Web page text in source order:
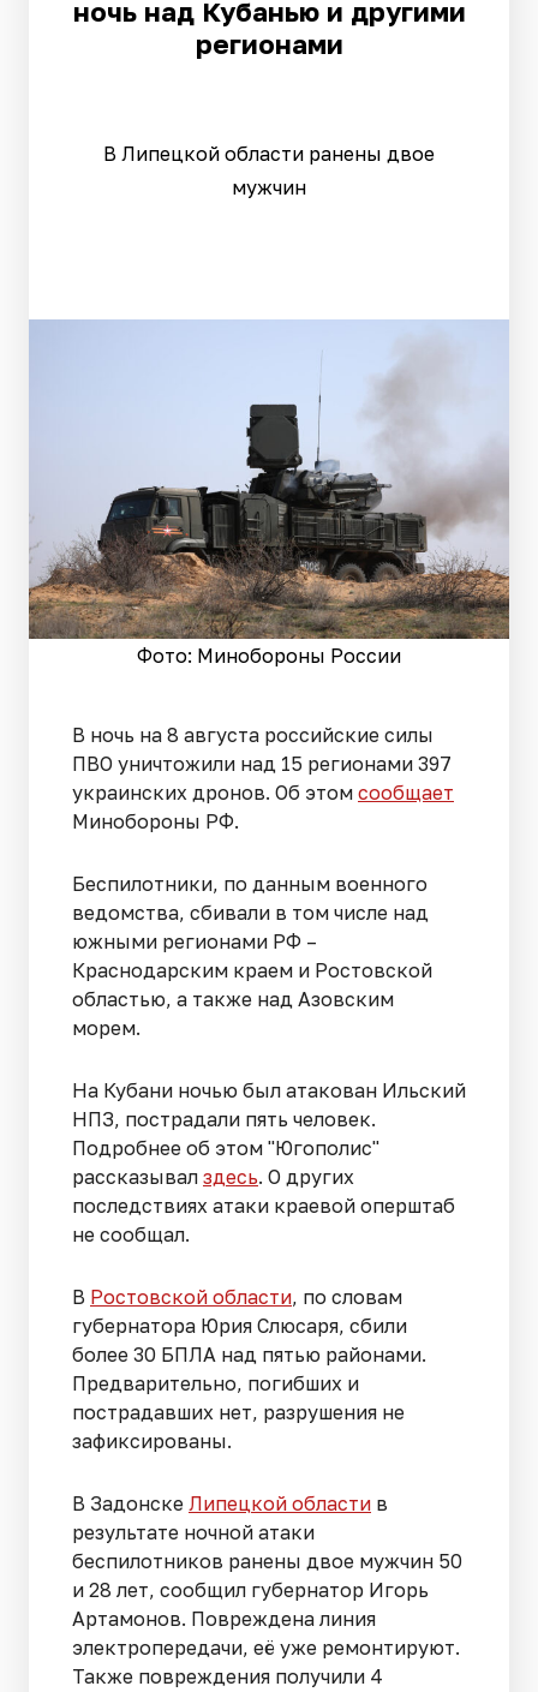
ночь над Кубанью и другими
регионами
В Липецкой области ранены двое
мужчин
Фото: Минобороны России
В ночь на 8 августа российские силы
ПВО уничтожили над 15 регионами 397
украинских дронов. Об этом сообщает
Минобороны РФ.
Беспилотники, по данным военного
ведомства, сбивали в том числе над
южными регионами РФ –
Краснодарским краем и Ростовской
областью, а также над Азовским
морем.
На Кубани ночью был атакован Ильский
НПЗ, пострадали пять человек.
Подробнее об этом "Югополис"
рассказывал здесь. О других
последствиях атаки краевой оперштаб
не сообщал.
В Ростовской области, по словам
губернатора Юрия Слюсаря, сбили
более 30 БПЛА над пятью районами.
Предварительно, погибших и
пострадавших нет, разрушения не
зафиксированы.
В Задонске Липецкой области в
результате ночной атаки
беспилотников ранены двое мужчин 50
и 28 лет, сообщил губернатор Игорь
Артамонов. Повреждена линия
электропередачи, её уже ремонтируют.
Также повреждения получили 4